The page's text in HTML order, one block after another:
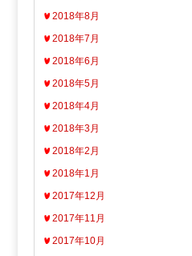
2018年8月
2018年7月
2018年6月
2018年5月
2018年4月
2018年3月
2018年2月
2018年1月
2017年12月
2017年11月
2017年10月